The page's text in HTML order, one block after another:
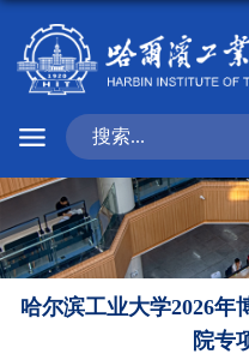
哈尔滨工业大学2026年
院专